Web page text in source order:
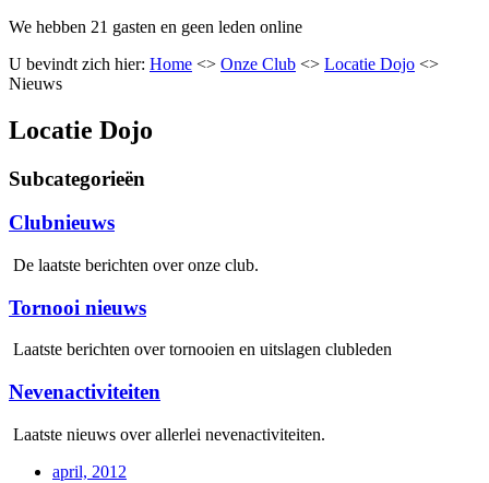
We hebben 21 gasten en geen leden online
U bevindt zich hier: Home <> Onze Club <> Locatie Dojo <>
Nieuws
Locatie Dojo
Subcategorieën
Clubnieuws
De laatste berichten over onze club.
Tornooi nieuws
Laatste berichten over tornooien en uitslagen clubleden
Nevenactiviteiten
Laatste nieuws over allerlei nevenactiviteiten.
april, 2012